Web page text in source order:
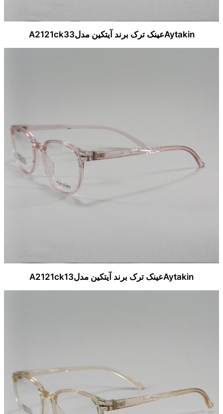
Aytakinعینک ترک برند آیتکین مدلA2121ck33
Aytakinعینک ترک برند آیتکین مدلA2121ck13